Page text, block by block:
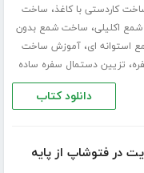
کاردستی با کاغذ، ساخت
اکلیلی، ساخت شمع بدون
استوانه ای،آموزش ساخت
، تزیین دستمال سفره ساده
دانلود کتاب
در فتوشاپ از پایه